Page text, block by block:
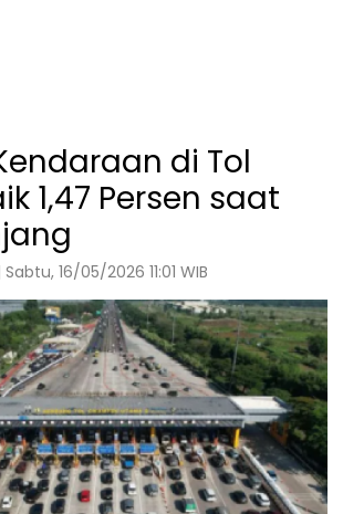
di Tol
1,47 Persen saat
16/05/2026 11:01 WIB